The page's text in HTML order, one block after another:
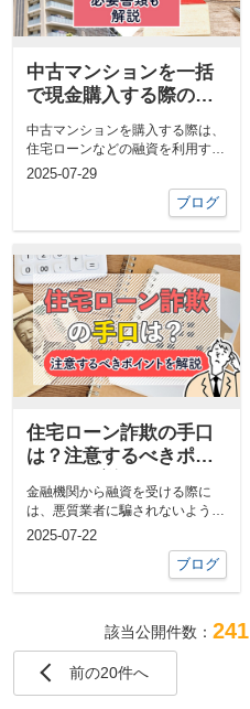
中古マンションを一括
で現金購入する際の流
れとは？必要書類も解
説
中古マンションを購入する際は、
住宅ローンなどの融資を利用する
場合が多いですが、なかには現金
2025-07-29
ブログ
住宅ローン詐欺の手口
は？注意するべきポイ
金融機関から融資を受ける際に
は、悪質業者に騙されないように
注意が必要です。不動産を購入す
2025-07-22
ブログ
該当公開件数： 241
前の20件へ